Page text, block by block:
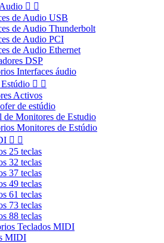
 
de Audio USB
de Audio Thunderbolt
de Audio PCI
de Audio Ethernet
DSP
Interfaces áudio
 
Activos
de estúdio
de Monitores de Estudio
Monitores de Estúdio
 
25 teclas
32 teclas
37 teclas
49 teclas
61 teclas
73 teclas
88 teclas
Teclados MIDI
MIDI